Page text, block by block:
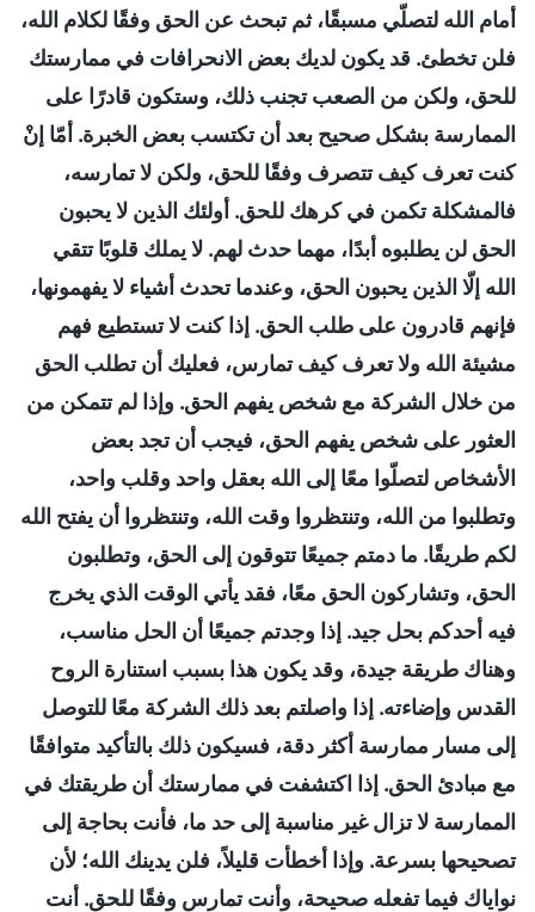
أمام الله لتصلّي مسبقًا، ثم تبحث عن الحق وفقًا لكلام الله،
فلن تخطئ. قد يكون لديك بعض الانحرافات في ممارستك
للحق، ولكن من الصعب تجنب ذلك، وستكون قادرًا على
الممارسة بشكل صحيح بعد أن تكتسب بعض الخبرة. أمّا إنْ
كنت تعرف كيف تتصرف وفقًا للحق، ولكن لا تمارسه،
فالمشكلة تكمن في كرهك للحق. أولئك الذين لا يحبون
الحق لن يطلبوه أبدًا، مهما حدث لهم. لا يملك قلوبًا تتقي
الله إلّا الذين يحبون الحق، وعندما تحدث أشياء لا يفهمونها،
فإنهم قادرون على طلب الحق. إذا كنت لا تستطيع فهم
مشيئة الله ولا تعرف كيف تمارس، فعليك أن تطلب الحق
من خلال الشركة مع شخص يفهم الحق. وإذا لم تتمكن من
العثور على شخص يفهم الحق، فيجب أن تجد بعض
الأشخاص لتصلّوا معًا إلى الله بعقل واحد وقلب واحد،
وتطلبوا من الله، وتنتظروا وقت الله، وتنتظروا أن يفتح الله
لكم طريقًا. ما دمتم جميعًا تتوقون إلى الحق، وتطلبون
الحق، وتشاركون الحق معًا، فقد يأتي الوقت الذي يخرج
فيه أحدكم بحل جيد. إذا وجدتم جميعًا أن الحل مناسب،
وهناك طريقة جيدة، وقد يكون هذا بسبب استنارة الروح
القدس وإضاءته. إذا واصلتم بعد ذلك الشركة معًا للتوصل
إلى مسار ممارسة أكثر دقة، فسيكون ذلك بالتأكيد متوافقًا
مع مبادئ الحق. إذا اكتشفت في ممارستك أن طريقتك في
الممارسة لا تزال غير مناسبة إلى حد ما، فأنت بحاجة إلى
تصحيحها بسرعة. وإذا أخطأت قليلاً، فلن يدينك الله؛ لأن
نواياك فيما تفعله صحيحة، وأنت تمارس وفقًا للحق. أنت